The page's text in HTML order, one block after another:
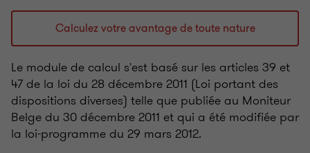
Calculez votre avantage de toute nature
Le module de calcul s'est basé sur les articles 39 et
47 de la loi du 28 décembre 2011 (Loi portant des
dispositions diverses) telle que publiée au Moniteur
Belge du 30 décembre 2011 et qui a été modifiée par
la loi-programme du 29 mars 2012.